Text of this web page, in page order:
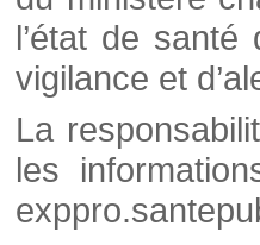
l’état de
vigilance et
La
les